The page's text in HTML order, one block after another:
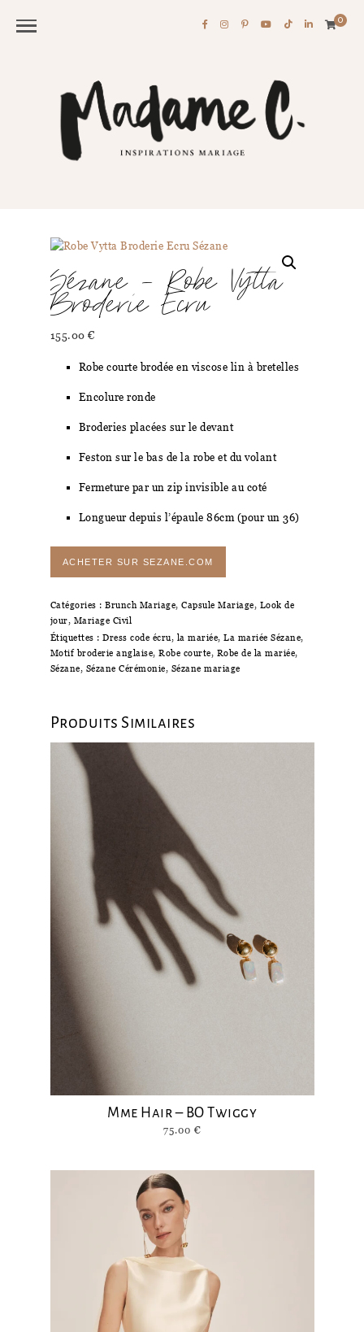
0
Sézane – Robe Vytta
Broderie Ecru
155.00 €
Robe courte brodée en viscose lin à bretelles
Encolure ronde
Broderies placées sur le devant
Feston sur le bas de la robe et du volant
Fermeture par un zip invisible au coté
Longueur depuis l’épaule 86cm (pour un 36)
ACHETER SUR SEZANE.COM
Catégories : Brunch Mariage, Capsule Mariage, Look de
jour, Mariage Civil
Étiquettes : Dress code écru, la mariée, La mariée Sézane,
Motif broderie anglaise, Robe courte, Robe de la mariée,
Sézane, Sézane Cérémonie, Sézane mariage
Produits Similaires
Mme Hair – BO Twiggy
75.00 €